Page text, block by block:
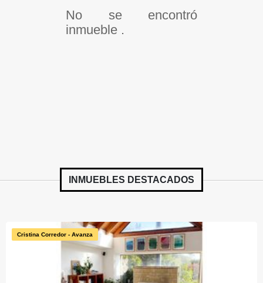
No se encontró
inmueble .
INMUEBLES DESTACADOS
Cristina Corredor - Avanza